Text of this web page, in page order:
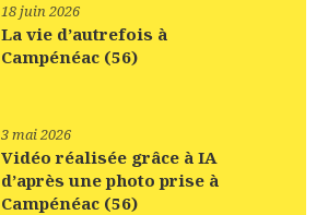
18 juin 2026
La vie d’autrefois à
Campénéac (56)
3 mai 2026
Vidéo réalisée grâce à IA
d’après une photo prise à
Campénéac (56)